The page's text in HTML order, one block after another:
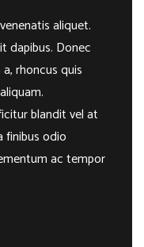
aliquet.
dapibus. Donec
rhoncus quis
blandit vel at
finibus odio
ac tempor